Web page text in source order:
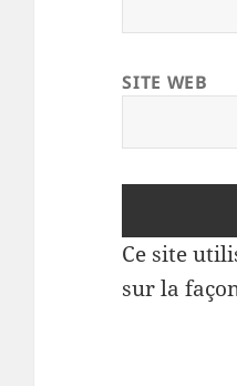
SITE WEB
Ce site
sur la